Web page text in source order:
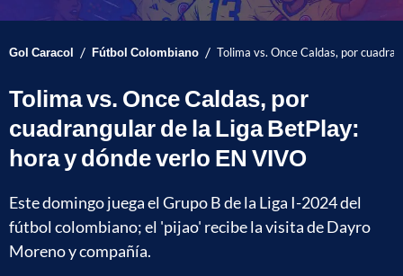
Gol Caracol / Fútbol Colombiano / Tolima vs. Once Caldas, por
Tolima vs. Once Caldas, por
cuadrangular de la Liga BetPlay:
hora y dónde verlo EN VIVO
Este domingo juega el Grupo B de la Liga I-2024 del
fútbol colombiano; el 'pijao' recibe la visita de Dayro
Moreno y compañía.